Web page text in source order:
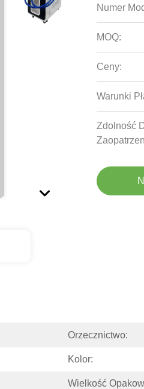
Numer
MOQ:
Ceny:
Warunki
Zdolność
Orzecznictwo:
Kolor:
Wielkość